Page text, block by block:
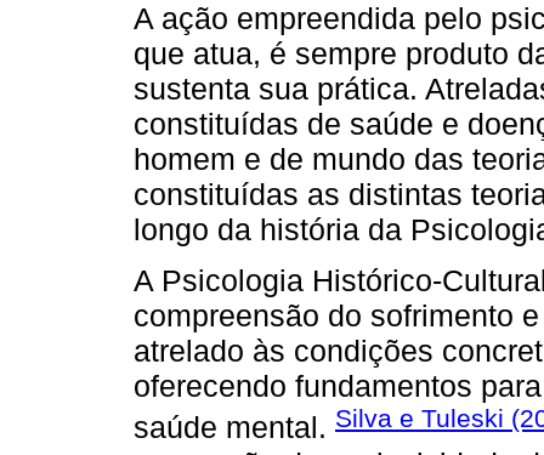
A ação empreendida pelo
que atua, é sempre produto
sustenta sua prática.
constituídas de saúde e
homem e de mundo das
constituídas as distintas
longo da história da
A Psicologia Histórico-
compreensão do sofrimento
atrelado às condições
oferecendo fundamentos
saúde mental. Silva e Tuleski